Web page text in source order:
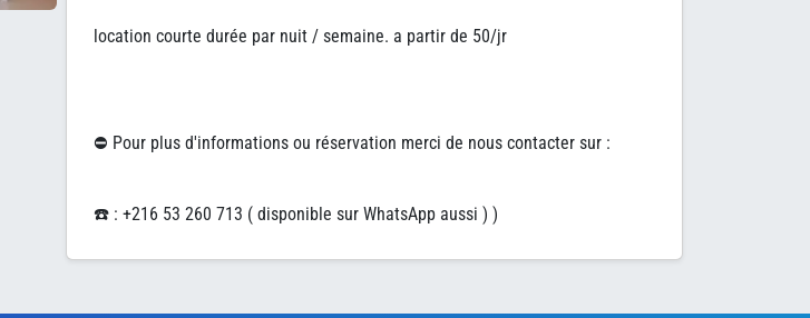
location courte durée par nuit / semaine. a partir de 50/jr
⛔ Pour plus d'informations ou réservation merci de nous contacter sur :
☎️ : +216 53 260 713 ( disponible sur WhatsApp aussi ) )